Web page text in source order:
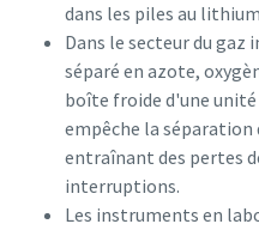
En savoir plus
dans les piles au
Dans le secteur du
séparé en azote,
boîte froide d'une unité
empêche la séparation
entraînant des pertes
interruptions.
Les instruments en